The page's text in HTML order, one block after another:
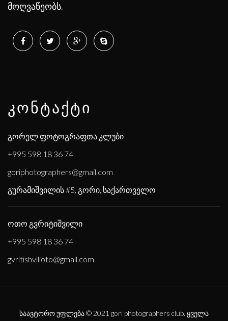
მოღვაწეობს.
ᲙᲝᲜᲢᲐᲥᲢᲘ
გორელ ფოტოგრაფთა კლუბი
+995 598 18 36 74
goriphotographers@gmail.com
გურამიშვილის #5, გორი, საქართველო
ოთო გვრიტიშვილი
+995 598 18 36 74
gvritishvilioto@gmail.com
საავტორო უფლება © 2021 gori photographers club. ყველა